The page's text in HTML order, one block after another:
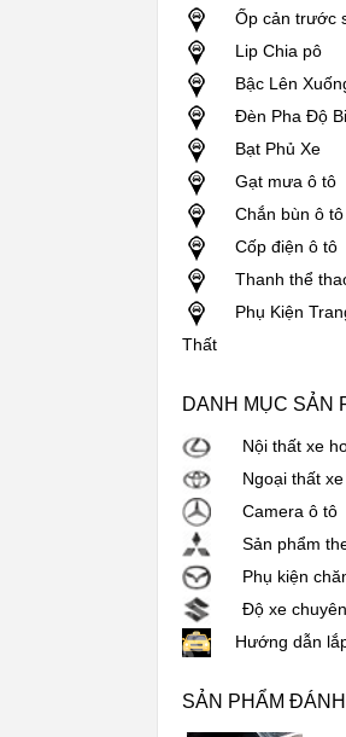
Ốp cản trước
Lip Chia pô
Bậc Lên
Đèn Pha Độ
Bạt Phủ Xe
Gạt mưa ô tô
Chắn bùn ô tô
Cốp điện ô tô
Thanh thể
Phụ Kiện
Thất
DANH MỤC SẢN
Nội thất xe
Ngoại thất
Camera ô tô
Sản phẩm
Phụ kiện
Độ xe
Hướng dẫn
SẢN PHẨM